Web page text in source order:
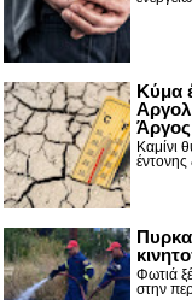
Κύμα
Άργος
Καμίνι
έντονης
Φωτιά
στην